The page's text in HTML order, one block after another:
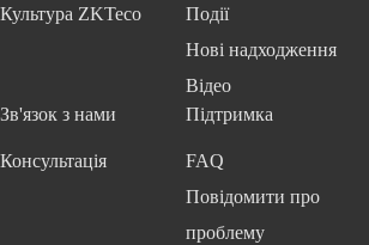
Культура ZKTeco
Події
Нові надходження
Відео
Зв'язок з нами
Консультація
Підтримка
FAQ
Повідомити про
проблему